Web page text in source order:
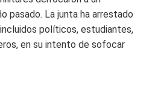
pasado. La junta ha arrestado
políticos, estudiantes,
en su intento de sofocar